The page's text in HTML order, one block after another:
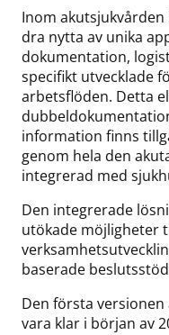
Inom
dra nytta av unika
dokumentation,
specifikt utvecklade
arbetsflöden. Detta
information finns
genom hela den
integrerad med
Den integrerade
utökade möjligheter
baserade
Den första
vara klar i början av